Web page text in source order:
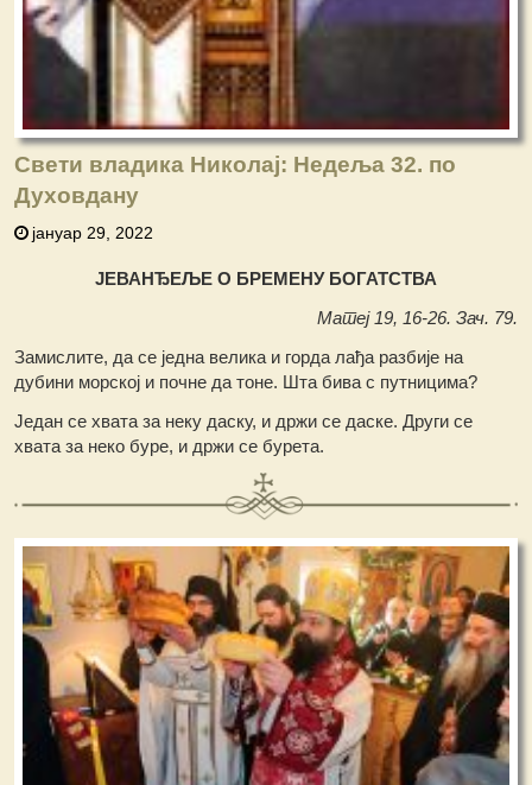
Свети владика Николај: Недеља 32. по
Духовдану
јануар 29, 2022
ЈЕВАНЂЕЉЕ О БРЕМЕНУ БОГАТСТВА
Матеј 19, 16-26. Зач. 79.
Замислите, да се једна велика и горда лађа разбије на
дубини морској и почне да тоне. Шта бива с путницима?
Један се хвата за неку даску, и држи се даске. Други се
хвата за неко буре, и држи се бурета.